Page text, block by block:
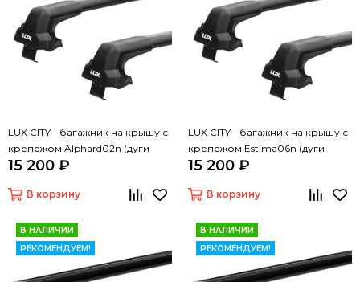
LUX CITY - багажник на крышу с
крепежом Alphard02n (дуги
крыловидные черные 1,05м)
15 200 ₽
В корзину
LUX CITY - багажник на крышу с
крепежом Estima06n (дуги
крыловидные черные 1,05м)
15 200 ₽
В корзину
В НАЛИЧИИ
РЕКОМЕНДУЕМ!
В НАЛИЧИИ
РЕКОМЕНДУЕМ!